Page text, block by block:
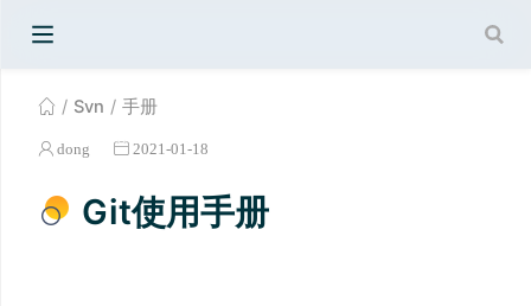
Svn 手册
dong 2021-01-18
Git使用手册